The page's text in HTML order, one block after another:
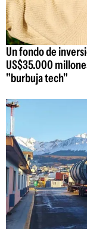
Un fondo de
US$35.000
"burbuja tech"